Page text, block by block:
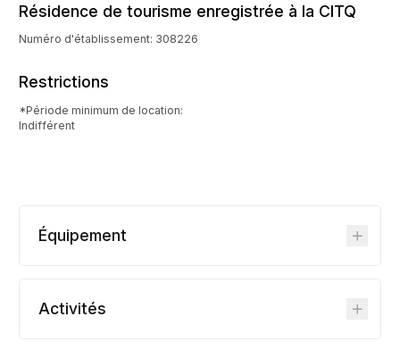
Résidence de tourisme enregistrée à la CITQ
Numéro d'établissement: 308226
Restrictions
*Période minimum de location:
Indifférent
Équipement
Activités